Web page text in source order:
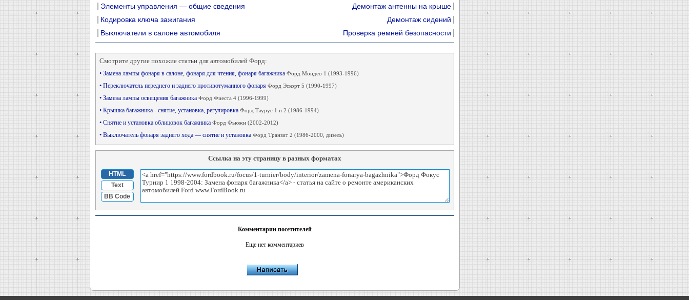
Элементы управления — общие сведения
Кодировка ключа зажигания
Выключатели в салоне автомобиля
Демонтаж антенны на крыше
Демонтаж сидений
Проверка ремней безопасности
Смотрите другие похожие статьи для автомобилей Форд:
• Замена лампы фонаря в салоне, фонаря для чтения, фонаря багажника Форд Мондео 1 (1993-1996)
• Переключатель переднего и заднего противотуманного фонаря Форд Эскорт 5 (1990-1997)
• Замена лампы освещения багажника Форд Фиеста 4 (1996-1999)
• Крышка багажника - снятие, установка, регулировка Форд Таурус 1 и 2 (1986-1994)
• Снятие и установка облицовок багажника Форд Фьюжн (2002-2012)
• Выключатель фонаря заднего хода — снятие и установка Форд Транзит 2 (1986-2000, дизель)
Ссылка на эту страницу в разных форматах
HTML
Text
BB Code
Комментарии посетителей
Еще нет комментариев